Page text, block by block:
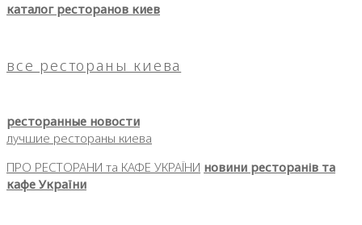
каталог ресторанов киев
все рестораны киева
ресторанные новости
лучшие рестораны киева
ПРО РЕСТОРАНИ та КАФЕ УКРАЇНИ новини ресторанів та
кафе України